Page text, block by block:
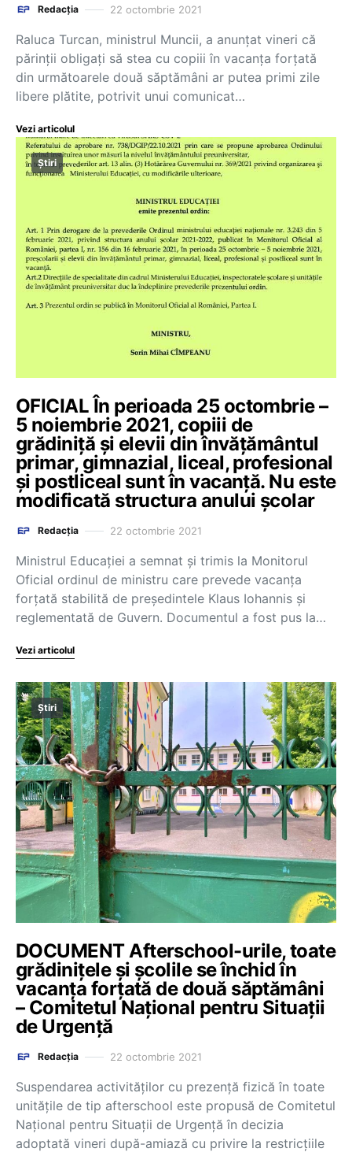
Redacția 22 octombrie 2021
Raluca Turcan, ministrul Muncii, a anunțat vineri că
părinții obligați să stea cu copiii în vacanța forțată
din următoarele două săptămâni ar putea primi zile
libere plătite, potrivit unui comunicat…
Vezi articolul
Știri
OFICIAL În perioada 25 octombrie –
5 noiembrie 2021, copiii de
grădiniță și elevii din învățământul
primar, gimnazial, liceal, profesional
și postliceal sunt în vacanță. Nu este
modificată structura anului școlar
Redacția 22 octombrie 2021
Ministrul Educației a semnat și trimis la Monitorul
Oficial ordinul de ministru care prevede vacanța
forțată stabilită de președintele Klaus Iohannis și
reglementată de Guvern. Documentul a fost pus la…
Vezi articolul
Știri
DOCUMENT Afterschool-urile, toate
grădinițele și școlile se închid în
vacanța forțată de două săptămâni
– Comitetul Național pentru Situații
de Urgență
Redacția 22 octombrie 2021
Suspendarea activităților cu prezență fizică în toate
unitățile de tip afterschool este propusă de Comitetul
Național pentru Situații de Urgență în decizia
adoptată vineri după-amiază cu privire la restricțiile